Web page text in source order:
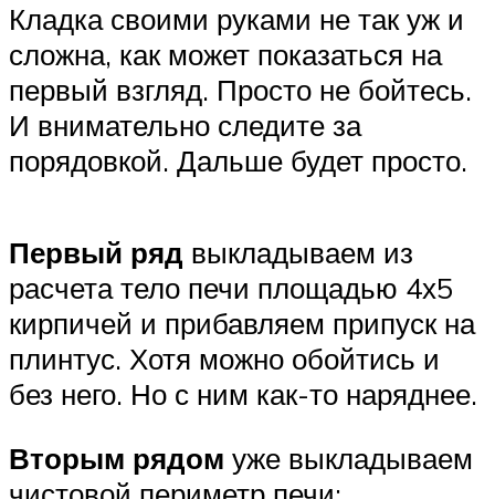
Кладка своими руками не так уж и
сложна, как может показаться на
первый взгляд. Просто не бойтесь.
И внимательно следите за
порядовкой. Дальше будет просто.
Первый ряд выкладываем из
расчета тело печи площадью 4х5
кирпичей и прибавляем припуск на
плинтус. Хотя можно обойтись и
без него. Но с ним как-то наряднее.
Вторым рядом уже выкладываем